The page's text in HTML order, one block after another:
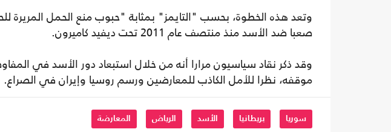
وتعد هذه الخطوة، بحسب "التايمز" بمثابة "حبوب منع الحمل المريرة
صعبا ضد الأسد منذ منتصف عام 2011 تحت ديفيد كاميرون.
وقد ذكر نقاد سياسيون مرارا أنه من خلال استبعاد دور الأسد في
موقفه، نظرا للأمل الكاذب للمعارضين ورسم روسيا وإيران في الصراع.
سوريا بريطانيا الأسد الرياض المعارضة